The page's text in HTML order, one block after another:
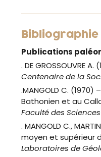
Bibliographie
Publications
. DE GROSSOUVRE
Centenaire de la
.MANGOLD C.
Bathonien et au
Faculté des
. MANGOLD C.,
moyen et supérieur
Laboratoires de